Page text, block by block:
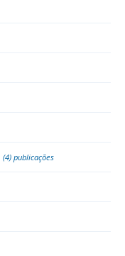
(4) publicações